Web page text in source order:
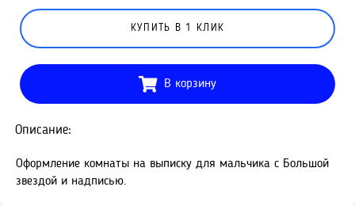
КУПИТЬ В 1 КЛИК
В корзину
Описание:
Оформление комнаты на выписку для мальчика с Большой
звездой и надписью.